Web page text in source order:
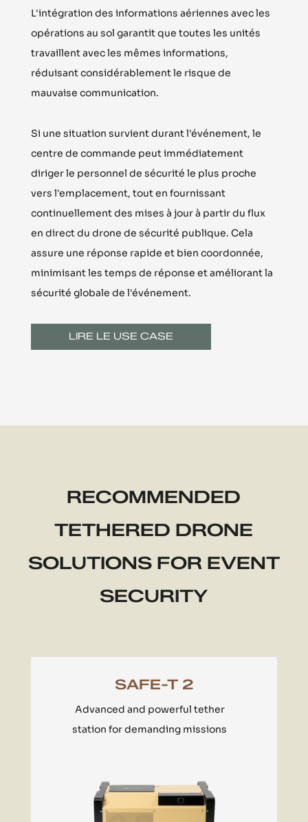
L'intégration des informations aériennes avec les
opérations au sol garantit que toutes les unités
travaillent avec les mêmes informations,
réduisant considérablement le risque de
mauvaise communication.
Si une situation survient durant l'événement, le
centre de commande peut immédiatement
diriger le personnel de sécurité le plus proche
vers l'emplacement, tout en fournissant
continuellement des mises à jour à partir du flux
en direct du drone de sécurité publique. Cela
assure une réponse rapide et bien coordonnée,
minimisant les temps de réponse et améliorant la
sécurité globale de l'événement.
LIRE LE USE CASE
RECOMMENDED
TETHERED DRONE
SOLUTIONS FOR EVENT
SECURITY
SAFE-T 2
Advanced and powerful tether
station for demanding missions